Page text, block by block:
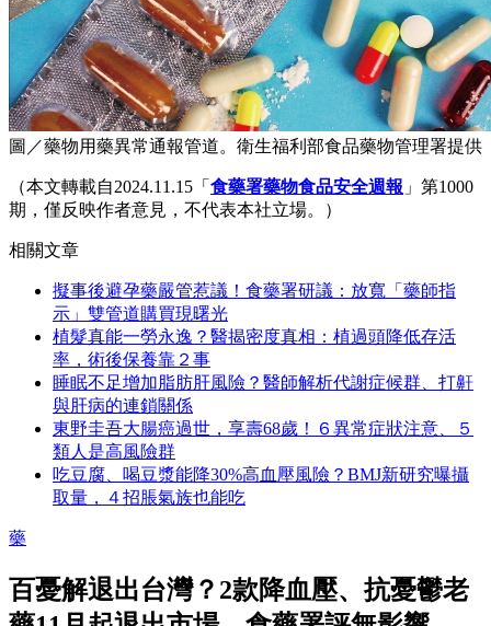
圖／藥物用藥異常通報管道。衛生福利部食品藥物管理署提供
（本文轉載自2024.11.15「 食藥署藥物食品安全週報 」第1000
期，僅反映作者意見，不代表本社立場。）
相關文章
擬事後避孕藥嚴管惹議！食藥署研議：放寬「藥師指
示」雙管道購買現曙光
植髮真能一勞永逸？醫揭密度真相：植過頭降低存活
率，術後保養靠２事
睡眠不足增加脂肪肝風險？醫師解析代謝症候群、打鼾
與肝病的連鎖關係
東野圭吾大腸癌過世，享壽68歲！６異常症狀注意、５
類人是高風險群
吃豆腐、喝豆漿能降30%高血壓風險？BMJ新研究曝攝
取量，４招脹氣族也能吃
藥
百憂解退出台灣？2款降血壓、抗憂鬱老